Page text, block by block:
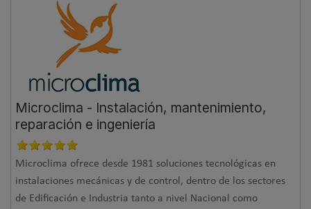
Microclima - Instalación, mantenimiento,
reparación e ingeniería
Microclima ofrece desde 1981 soluciones tecnológicas en
instalaciones mecánicas y de control, dentro de los sectores
de Edificación e Industria tanto a nivel Nacional como